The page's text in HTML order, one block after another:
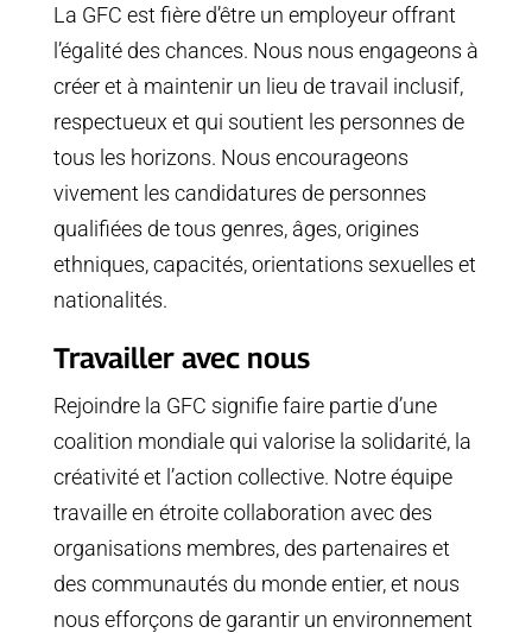
La GFC est fière d’être un employeur offrant
l’égalité des chances. Nous nous engageons à
créer et à maintenir un lieu de travail inclusif,
respectueux et qui soutient les personnes de
tous les horizons. Nous encourageons
vivement les candidatures de personnes
qualifiées de tous genres, âges, origines
ethniques, capacités, orientations sexuelles et
nationalités.
Travailler avec nous
Rejoindre la GFC signifie faire partie d’une
coalition mondiale qui valorise la solidarité, la
créativité et l’action collective. Notre équipe
travaille en étroite collaboration avec des
organisations membres, des partenaires et
des communautés du monde entier, et nous
nous efforçons de garantir un environnement